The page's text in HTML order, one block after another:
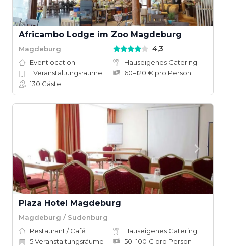
Africambo Lodge im Zoo Magdeburg
Magdeburg 4,3
Eventlocation
Hauseigenes Catering
1 Veranstaltungsräume
60–120 € pro Person
130 Gäste
Plaza Hotel Magdeburg
Magdeburg / Sudenburg
Restaurant / Café
Hauseigenes Catering
5Veranstaltungsräume
50–100 € pro Person